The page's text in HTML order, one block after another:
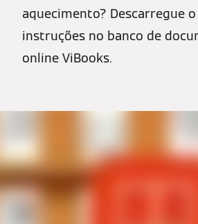
aquecimento? Descarregue
instruções no banco de
online ViBooks.